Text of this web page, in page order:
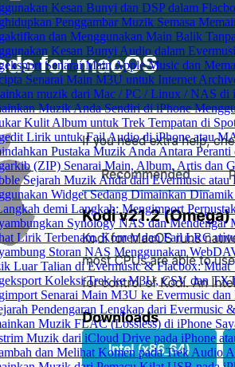
Kesan Bunyi dan DSP dalam
Penggambar Muzik Semasa
dan Menggunakan Main Balik
Kesan Bunyi Audio dalam
Senarai Main Apple Music dan
Senarai Main M3U untuk Internet
muzik dari Mac / PC / Linux / NAS
Muzik Anda Sendiri di iPhone
Kulit Album untuk Trek Tempatan di
Lirik untuk Fail Audio di iPhone atau
Pustaka Muzik Anda Antara
(ZIP) Senarai Main, Album, Artis dan
Sejarah Muzik Anda dari Evermusic
Widget Sedang Dimainkan
demi Langkah: Mengimport
Synology NAS dan Mendengar
Lirik Terbenam, Komen dan Fail LRC
Storan NAS Menggunakan
Luar Talian di Evermusic & Flacbox: Muat
Koleksi Trek ke M3U, CSV dan
Senarai Main M3U ke Evermusic dan
Pendengaran Lengkap dari Evermusic
Muzik FLAC (Lossless) di iPhone
Muzik dari iCloud Drive pada iPhone
dan Melihat Komen pada Trek Audio